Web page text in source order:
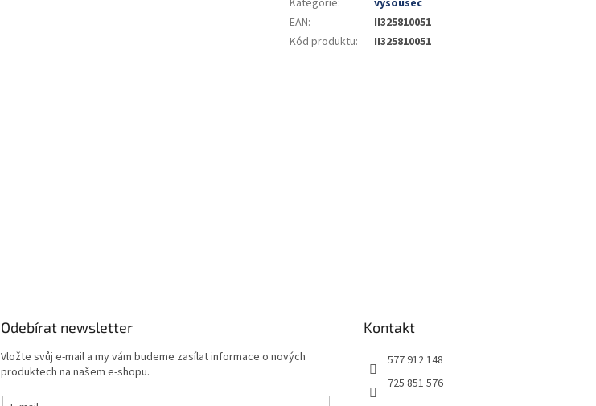
EAN:
II325810051
Kód produktu: II325810051
Odebírat newsletter
Vložte svůj e-mail a my vám budeme zasílat informace o nových
produktech na našem e-shopu.
Kontakt
577 912 148
725 851 576